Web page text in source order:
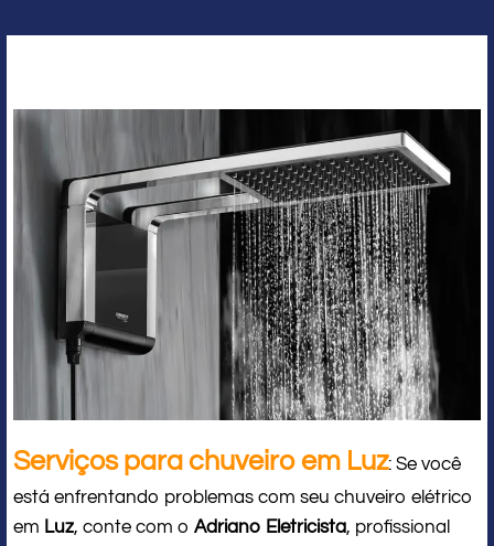
Serviços para chuveiro em Luz: Se você
está enfrentando problemas com seu chuveiro elétrico
em Luz, conte com o Adriano Eletricista, profissional